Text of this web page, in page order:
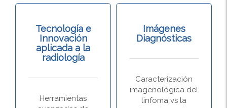
Tecnología e
Innovación
aplicada a la
radiología
Herramientas
Imágenes
Diagnósticas
Caracterización
imagenológica del
linfoma vs la